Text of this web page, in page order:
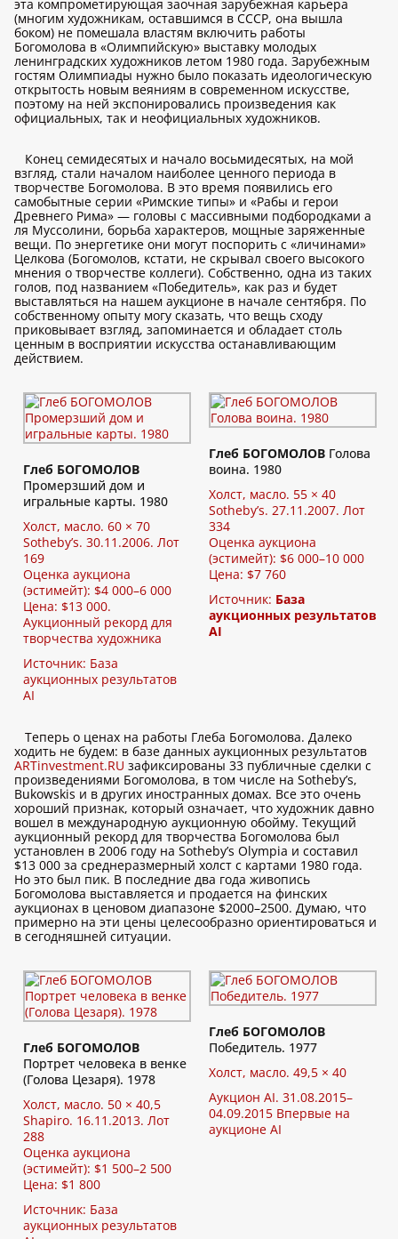
эта компрометирующая заочная зарубежная карьера
(многим художникам, оставшимся в СССР, она вышла
боком) не помешала властям включить работы
Богомолова в «Олимпийскую» выставку молодых
ленинградских художников летом 1980 года. Зарубежным
гостям Олимпиады нужно было показать идеологическую
открытость новым веяниям в современном искусстве,
поэтому на ней экспонировались произведения как
официальных, так и неофициальных художников.
Конец семидесятых и начало восьмидесятых, на мой
взгляд, стали началом наиболее ценного периода в
творчестве Богомолова. В это время появились его
самобытные серии «Римские типы» и «Рабы и герои
Древнего Рима» — головы с массивными подбородками а
ля Муссолини, борьба характеров, мощные заряженные
вещи. По энергетике они могут поспорить с «личинами»
Целкова (Богомолов, кстати, не скрывал своего высокого
мнения о творчестве коллеги). Собственно, одна из таких
голов, под названием «Победитель», как раз и будет
выставляться на нашем аукционе в начале сентября. По
собственному опыту могу сказать, что вещь сходу
приковывает взгляд, запоминается и обладает столь
ценным в восприятии искусства останавливающим
действием.
Глеб БОГОМОЛОВ
Промерзший дом и
игральные карты. 1980
Холст, масло. 60 × 70
Sotheby’s. 30.11.2006. Лот
169
Оценка аукциона
(эстимейт): $4 000–6 000
Цена: $13 000.
Аукционный рекорд для
творчества художника
Источник: База
аукционных результатов
AI
Глеб БОГОМОЛОВ Голова
воина. 1980
Холст, масло. 55 × 40
Sotheby’s. 27.11.2007. Лот
334
Оценка аукциона
(эстимейт): $6 000–10 000
Цена: $7 760
Источник: База
аукционных результатов
AI
Теперь о ценах на работы Глеба Богомолова. Далеко
ходить не будем: в базе данных аукционных результатов
ARTinvestment.RU зафиксированы 33 публичные сделки с
произведениями Богомолова, в том числе на Sotheby’s,
Bukowskis и в других иностранных домах. Все это очень
хороший признак, который означает, что художник давно
вошел в международную аукционную обойму. Текущий
аукционный рекорд для творчества Богомолова был
установлен в 2006 году на Sotheby’s Olympia и составил
$13 000 за среднеразмерный холст с картами 1980 года.
Но это был пик. В последние два года живопись
Богомолова выставляется и продается на финских
аукционах в ценовом диапазоне $2000–2500. Думаю, что
примерно на эти цены целесообразно ориентироваться и
в сегодняшней ситуации.
Глеб БОГОМОЛОВ
Портрет человека в венке
(Голова Цезаря). 1978
Холст, масло. 50 × 40,5
Shapiro. 16.11.2013. Лот
288
Оценка аукциона
(эстимейт): $1 500–2 500
Цена: $1 800
Источник: База
аукционных результатов
Глеб БОГОМОЛОВ
Победитель. 1977
Холст, масло. 49,5 × 40
Аукцион AI. 31.08.2015–
04.09.2015 Впервые на
аукционе AI